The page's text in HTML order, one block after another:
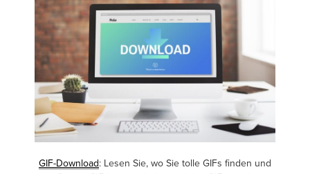
GIF-Download : Lesen Sie, wo Sie tolle GIFs finden und